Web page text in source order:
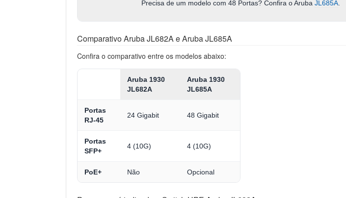
Precisa de um modelo com 48 Portas? Confira o Aruba JL685A.
Comparativo Aruba JL682A e Aruba JL685A
Confira o comparativo entre os modelos abaixo:
Aruba 1930
JL682A
Aruba 1930
JL685A
Portas
RJ-45
24 Gigabit 48 Gigabit
Portas
SFP+
4 (10G) 4 (10G)
PoE+ Não Opcional